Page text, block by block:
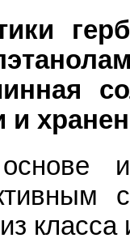
и